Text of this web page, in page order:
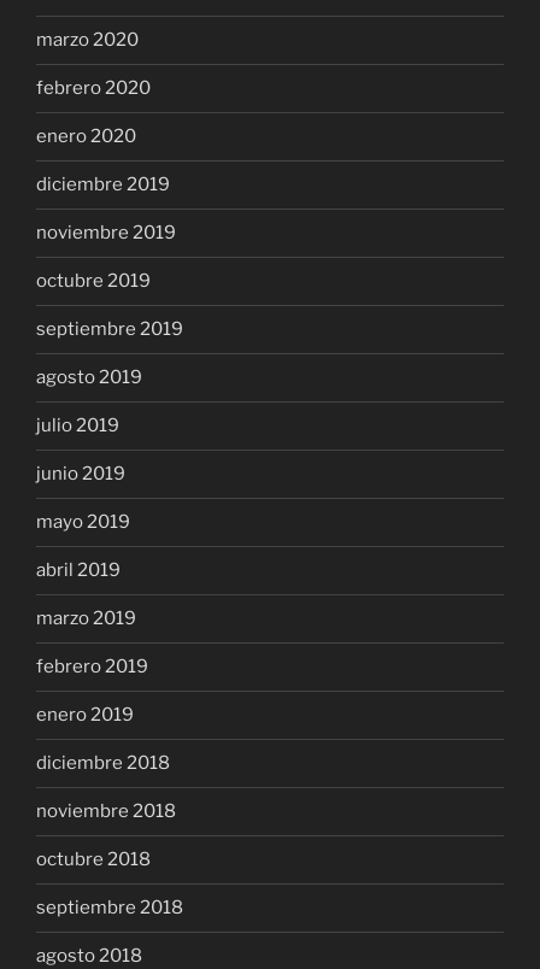
marzo 2020
febrero 2020
enero 2020
diciembre 2019
noviembre 2019
octubre 2019
septiembre 2019
agosto 2019
julio 2019
junio 2019
mayo 2019
abril 2019
marzo 2019
febrero 2019
enero 2019
diciembre 2018
noviembre 2018
octubre 2018
septiembre 2018
agosto 2018